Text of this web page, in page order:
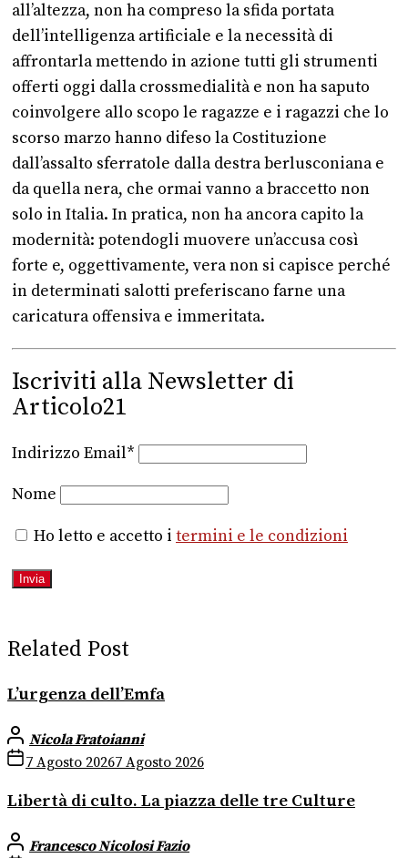
all’altezza, non ha compreso la sfida portata
dell’intelligenza artificiale e la necessità di
affrontarla mettendo in azione tutti gli strumenti
offerti oggi dalla crossmedialità e non ha saputo
coinvolgere allo scopo le ragazze e i ragazzi che lo
scorso marzo hanno difeso la Costituzione
dall’assalto sferratole dalla destra berlusconiana e
da quella nera, che ormai vanno a braccetto non
solo in Italia. In pratica, non ha ancora capito la
modernità: potendogli muovere un’accusa così
forte e, oggettivamente, vera non si capisce perché
in determinati salotti preferiscano farne una
caricatura offensiva e immeritata.
Iscriviti alla Newsletter di
Articolo21
Indirizzo Email*
Nome
Ho letto e accetto i termini e le condizioni
Related Post
L’urgenza dell’Emfa
Nicola Fratoianni
7 Agosto 20267 Agosto 2026
Libertà di culto. La piazza delle tre Culture
Francesco Nicolosi Fazio